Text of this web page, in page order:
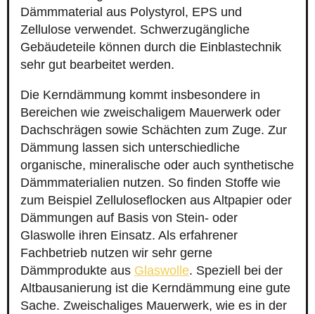
Dämmmaterial aus Polystyrol, EPS und
Zellulose verwendet. Schwerzugängliche
Gebäudeteile können durch die Einblastechnik
sehr gut bearbeitet werden.
Die Kerndämmung kommt insbesondere in
Bereichen wie zweischaligem Mauerwerk oder
Dachschrägen sowie Schächten zum Zuge. Zur
Dämmung lassen sich unterschiedliche
organische, mineralische oder auch synthetische
Dämmmaterialien nutzen. So finden Stoffe wie
zum Beispiel Zelluloseflocken aus Altpapier oder
Dämmungen auf Basis von Stein- oder
Glaswolle ihren Einsatz. Als erfahrener
Fachbetrieb nutzen wir sehr gerne
Dämmprodukte aus Glaswolle. Speziell bei der
Altbausanierung ist die Kerndämmung eine gute
Sache. Zweischaliges Mauerwerk, wie es in der